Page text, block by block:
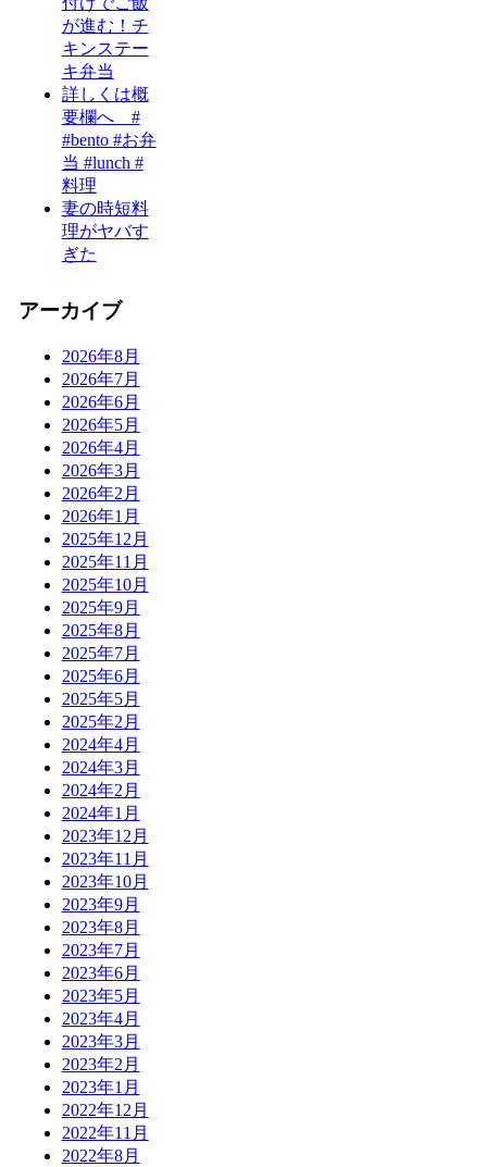
が進む！チ
キンステー
キ弁当
詳しくは概
要欄へ #
#bento #お弁
当 #lunch #
料理
妻の時短料
理がヤバす
ぎた
アーカイブ
2026年8月
2026年7月
2026年6月
2026年5月
2026年4月
2026年3月
2026年2月
2026年1月
2025年12月
2025年11月
2025年10月
2025年9月
2025年8月
2025年7月
2025年6月
2025年5月
2025年2月
2024年4月
2024年3月
2024年2月
2024年1月
2023年12月
2023年11月
2023年10月
2023年9月
2023年8月
2023年7月
2023年6月
2023年5月
2023年4月
2023年3月
2023年2月
2023年1月
2022年12月
2022年11月
2022年8月